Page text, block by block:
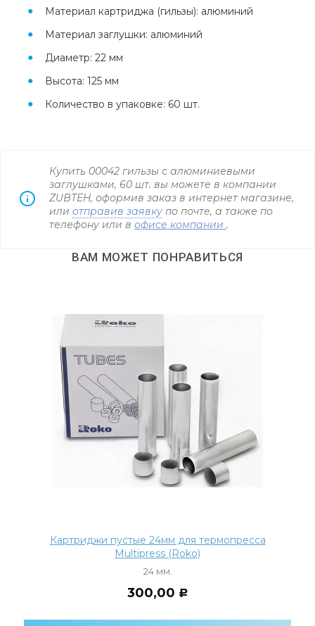
Материал картриджа (гильзы): алюминий
Материал заглушки: алюминий
Диаметр: 22 мм
Высота: 125 мм
Количество в упаковке: 60 шт.
Купить 00042 гильзы с алюминиевыми
заглушками, 60 шт. вы можете в компании
ZUBTEH, оформив заказ в интернет магазине,
или отправив заявку по почте, а также по
телефону или в офисе компании .
ВАМ МОЖЕТ ПОНРАВИТЬСЯ
Картриджи пустые 24мм для термопресса
Multipress (Roko)
24 мм.
300,00 Р